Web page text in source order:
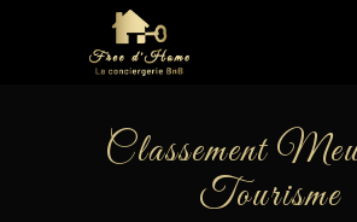
Classement
Tourisme